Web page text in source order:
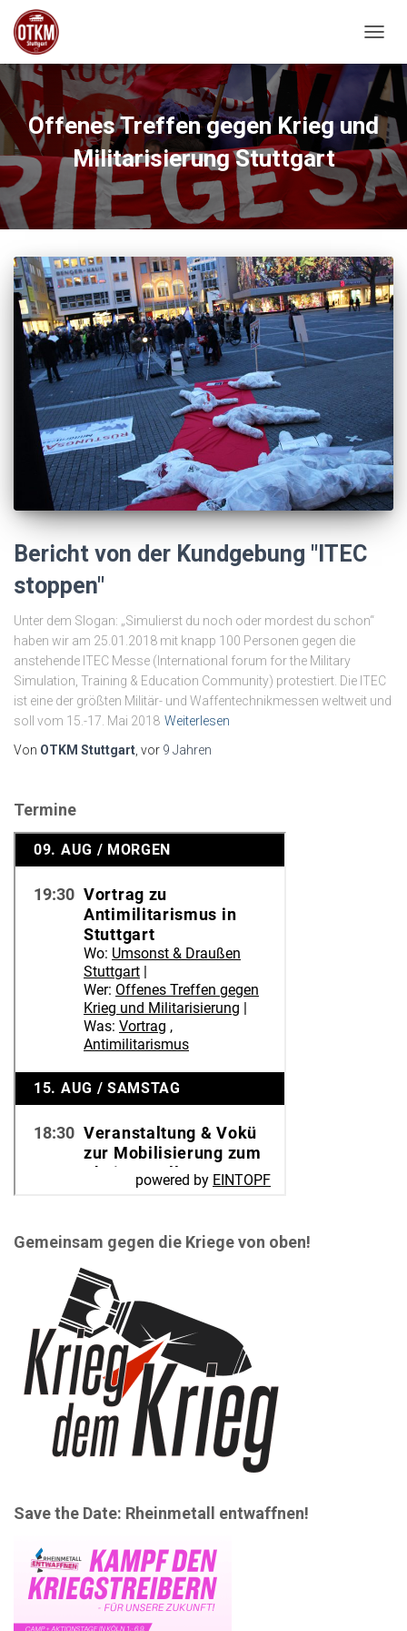
Offenes Treffen gegen Krieg und
Militarisierung Stuttgart
Bericht von der Kundgebung "ITEC
stoppen"
Unter dem Slogan: „Simulierst du noch oder mordest du schon“
haben wir am 25.01.2018 mit knapp 100 Personen gegen die
anstehende ITEC Messe (International forum for the Military
Simulation, Training & Education Community) protestiert. Die ITEC
ist eine der größten Militär- und Waffentechnikmessen weltweit und
soll vom 15.-17. Mai 2018 Weiterlesen
Von OTKM Stuttgart , vor 9 Jahren
Termine
Gemeinsam gegen die Kriege von oben!
Save the Date: Rheinmetall entwaffnen!